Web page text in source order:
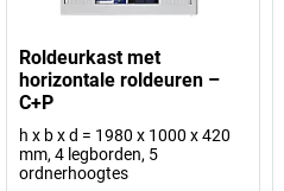
Roldeurkast met
horizontale roldeuren –
C+P
h x b x d = 1980 x 1000 x 420
mm, 4 legborden, 5
ordnerhoogtes